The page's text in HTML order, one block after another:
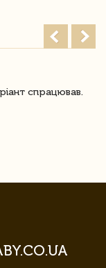
спрацював.